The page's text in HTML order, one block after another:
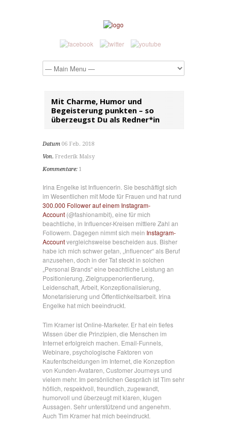
Mit Charme, Humor und
Begeisterung punkten – so
überzeugst Du als Redner*in
Datum 06 Feb. 2018
Von. Frederik Malsy
Kommentare: 1
Irina Engelke ist Influencerin. Sie beschäftigt sich
im Wesentlichen mit Mode für Frauen und hat rund
300.000 Follower auf einem Instagram-
Account (@fashionambit), eine für mich
beachtliche, in Influencer-Kreisen mittlere Zahl an
Followern. Dagegen nimmt sich mein Instagram-
Accountvergleichsweise bescheiden aus. Bisher
habe ich mich schwer getan, „Influencer“ als Beruf
anzusehen, doch in der Tat steckt in solchen
„Personal Brands“ eine beachtliche Leistung an
Positionierung, Zielgruppenorientierung,
Leidenschaft, Arbeit, Konzeptionalisierung,
Monetarisierung und Öffentlichkeitsarbeit. Irina
Engelke hat mich beeindruckt.
Tim Kramer ist Online-Marketer. Er hat ein tiefes
Wissen über die Prinzipien, die Menschen im
Internet erfolgreich machen. Email-Funnels,
Webinare, psychologische Faktoren von
Kaufentscheidungen im Internet, die Konzeption
von Kunden-Avataren, Customer Journeys und
vielem mehr. Im persönlichen Gespräch ist Tim sehr
höflich, respektvoll, freundlich, zugewandt,
humorvoll und überzeugt mit klaren, klugen
Aussagen. Sehr unterstützend und angenehm.
Auch Tim Kramer hat mich beeindruckt.